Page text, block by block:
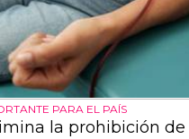
PARA EL PAÍS
la prohibición de